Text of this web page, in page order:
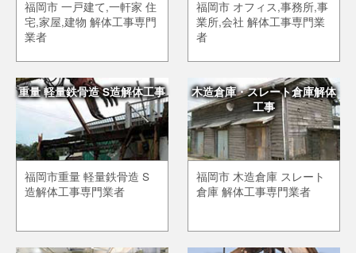
福岡市 一戸建て,一軒家 住
宅,家屋,建物 解体工事専門
業者
福岡市 オフィス,事務所,事
業所,会社 解体工事専門業
者
重量 軽量鉄骨造 S造解体工事
福岡市重量 軽量鉄骨造 S
造解体工事専門業者
木造倉庫・スレート倉庫解体
工事
福岡市 木造倉庫 スレート
倉庫 解体工事専門業者